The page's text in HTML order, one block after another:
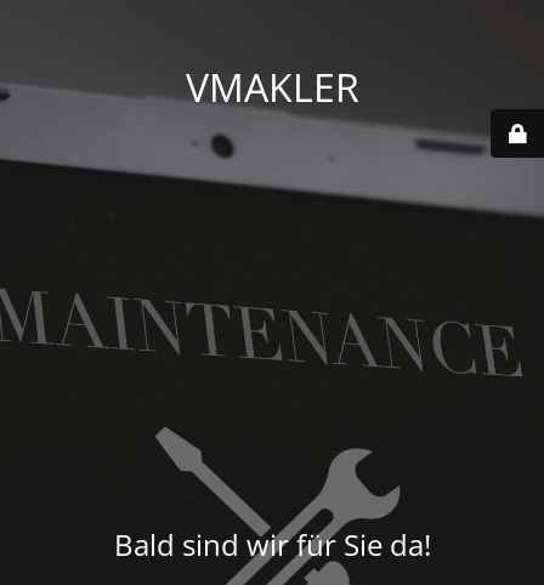
VMAKLER
Bald sind wir für Sie da!